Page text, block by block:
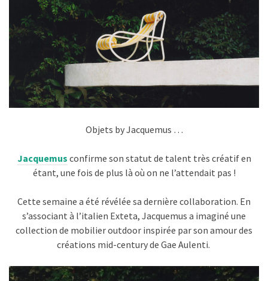
Objets by Jacquemus …
Jacquemus confirme son statut de talent très créatif en
étant, une fois de plus là où on ne l’attendait pas !
Cette semaine a été révélée sa dernière collaboration. En
s’associant à l’italien Exteta, Jacquemus a imaginé une
collection de mobilier outdoor inspirée par son amour des
créations mid-century de Gae Aulenti.